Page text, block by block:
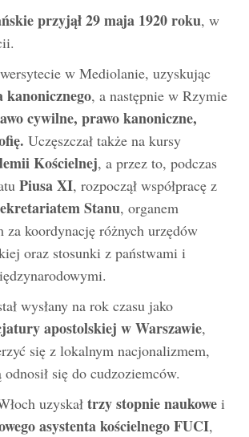
przyjął 29 maja 1920 roku, w
w Mediolanie, uzyskując
kanonicznego, a następnie w Rzymie
cywilne, prawo kanoniczne,
Uczęszczał także na kursy
Kościelnej, a przez to, podczas
Piusa XI, rozpoczął współpracę z
Stanu, organem
za koordynację różnych urzędów
oraz stosunki z państwami i
wysłany na rok czasu jako
apostolskiej w Warszawie,
się z lokalnym nacjonalizmem,
się do cudzoziemców.
uzyskał trzy stopnie naukowe i
asystenta kościelnego FUCI,